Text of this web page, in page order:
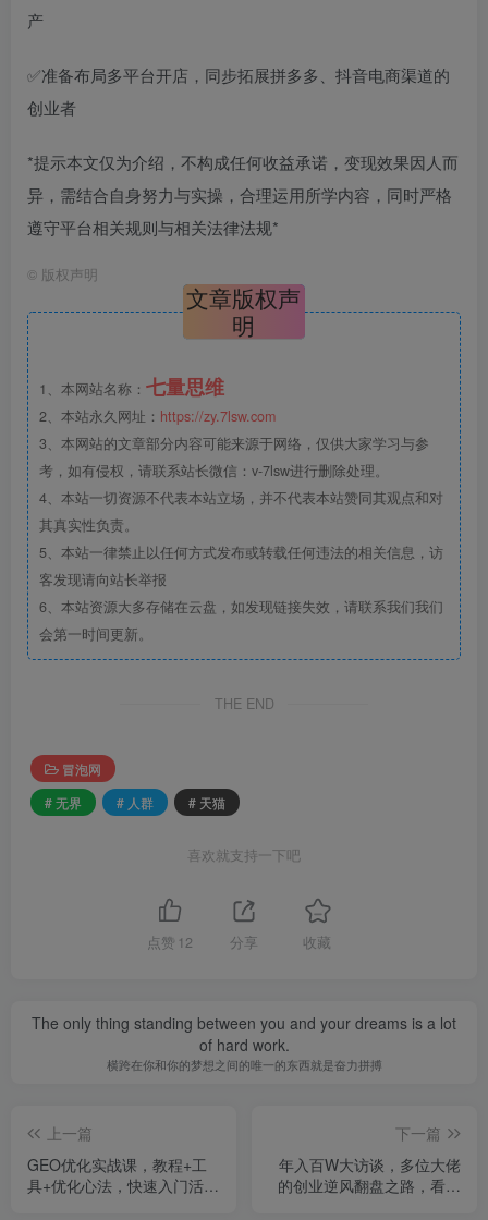
产
✅准备布局多平台开店，同步拓展拼多多、抖音电商渠道的
创业者
*提示本文仅为介绍，不构成任何收益承诺，变现效果因人而
异，需结合自身努力与实操，合理运用所学内容，同时严格
遵守平台相关规则与相关法律法规*
© 版权声明
文章版权声
明
1、本网站名称： 七量思维
2、本站永久网址： https://zy.7lsw.com
3、本网站的文章部分内容可能来源于网络，仅供大家学习与参
考，如有侵权，请联系站长微信：v-7lsw进行删除处理。
4、本站一切资源不代表本站立场，并不代表本站赞同其观点和对
其真实性负责。
5、本站一律禁止以任何方式发布或转载任何违法的相关信息，访
客发现请向站长举报
6、本站资源大多存储在云盘，如发现链接失效，请联系我们我们
会第一时间更新。
THE END
冒泡网
# 无界
# 人群 # 天猫
喜欢就支持一下吧
点赞 12 分享 收藏
The only thing standing between you and your dreams is a lot
of hard work.
横跨在你和你的梦想之间的唯一的东西就是奋力拼搏
上一篇
GEO优化实战课，教程+工
具+优化心法，快速入门活学
下一篇
年入百W大访谈，多位大佬
的创业逆风翻盘之路，看懂